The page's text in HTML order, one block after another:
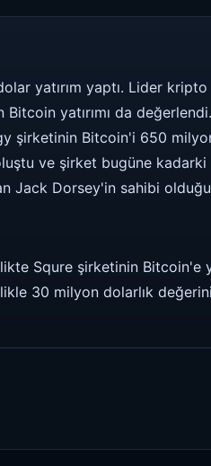
yatırım yaptı. Lider
yatırımı da
şirketinin Bitcoin'i 650
ve şirket bugüne kadarki
Jack Dorsey'in sahibi olduğu
Squre şirketinin Bitcoin'e
30 milyon dolarlık